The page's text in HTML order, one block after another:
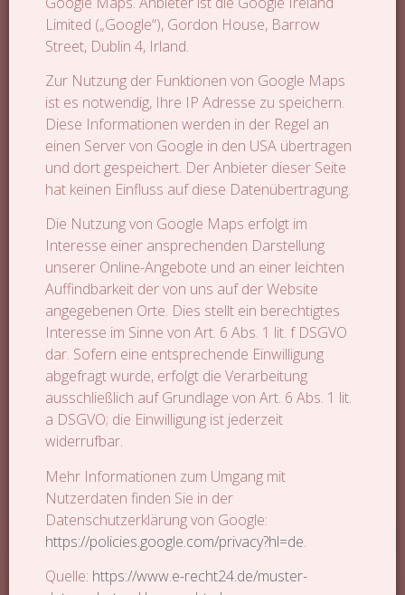
Limited („Google“), Gordon House, Barrow
Street, Dublin 4, Irland.
Zur Nutzung der Funktionen von Google Maps
ist es notwendig, Ihre IP Adresse zu speichern.
Diese Informationen werden in der Regel an
einen Server von Google in den USA übertragen
und dort gespeichert. Der Anbieter dieser Seite
hat keinen Einfluss auf diese Datenübertragung.
Die Nutzung von Google Maps erfolgt im
Interesse einer ansprechenden Darstellung
unserer Online-Angebote und an einer leichten
Auffindbarkeit der von uns auf der Website
angegebenen Orte. Dies stellt ein berechtigtes
Interesse im Sinne von Art. 6 Abs. 1 lit. f DSGVO
dar. Sofern eine entsprechende Einwilligung
abgefragt wurde, erfolgt die Verarbeitung
ausschließlich auf Grundlage von Art. 6 Abs. 1 lit.
a DSGVO; die Einwilligung ist jederzeit
widerrufbar.
Mehr Informationen zum Umgang mit
Nutzerdaten finden Sie in der
Datenschutzerklärung von Google:
https://policies.google.com/privacy?hl=de.
Quelle: https://www.e-recht24.de/muster-